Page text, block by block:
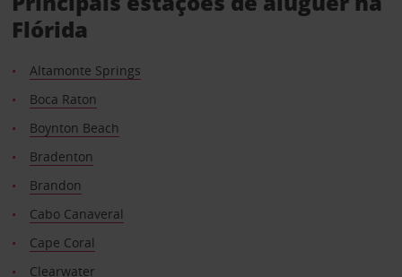
Flórida
Altamonte Springs
Boca Raton
Boynton Beach
Bradenton
Brandon
Cabo Canaveral
Cape Coral
Clearwater